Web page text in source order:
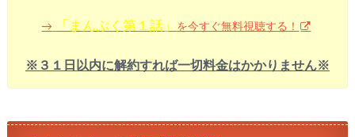
→ 「まんぷく第１話」 を今すぐ無料視聴する！
※３１日以内に解約すれば一切料金はかかりません※